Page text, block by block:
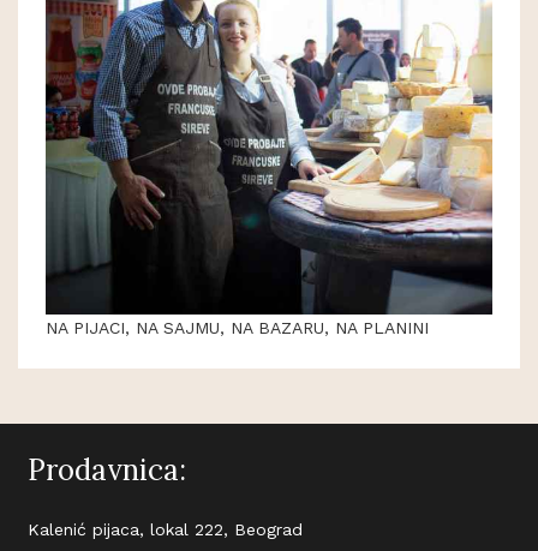
NA PIJACI, NA SAJMU, NA BAZARU, NA PLANINI
Prodavnica:
Kalenić pijaca, lokal 222, Beograd